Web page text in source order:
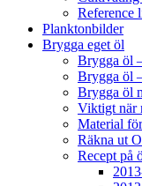
Reference
Planktonbilder
Brygga eget öl
Brygga öl
Brygga öl
Brygga öl
Viktigt när
Material
Räkna ut
Recept på